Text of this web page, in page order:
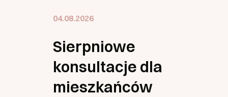
04.08.2026
Sierpniowe
konsultacje dla
mieszkańców